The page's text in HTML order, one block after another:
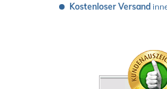
Kostenloser Versand